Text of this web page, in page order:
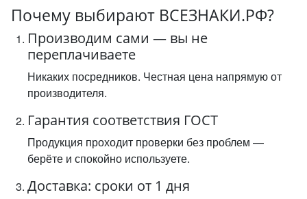
Почему выбирают ВСЕЗНАКИ.РФ?
Производим сами — вы не
переплачиваете
Никаких посредников. Честная цена напрямую от
производителя.
Гарантия соответствия ГОСТ
Продукция проходит проверки без проблем —
берёте и спокойно используете.
Доставка: сроки от 1 дня